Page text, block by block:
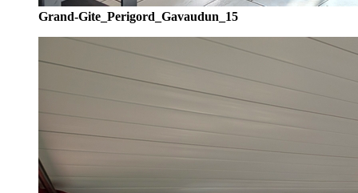
Grand-Gite_Perigord_Gavaudun_15